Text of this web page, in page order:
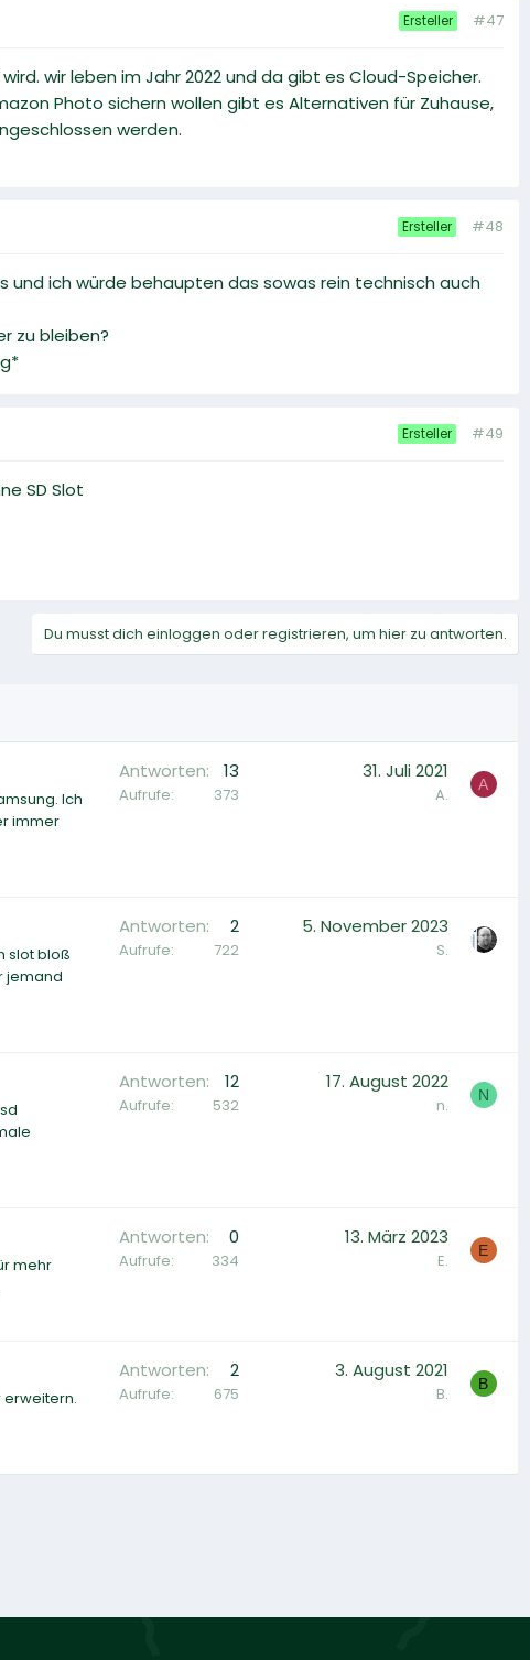
Ersteller #47
wir leben im Jahr 2022 und da gibt es Cloud-Speicher.
Photo sichern wollen gibt es Alternativen für Zuhause,
werden.
Ersteller #48
und ich würde behaupten das sowas rein technisch auch
zu bleiben?
Ersteller #49
SD Slot
Du musst dich einloggen oder registrieren, um hier zu antworten.
Ich
immer
Antworten 13
Aufrufe 373
31. Juli 2021
A. A
slot bloß
jemand
Antworten 2
Aufrufe 722
5. November 2023
S.
Antworten 12
Aufrufe 532
17. August 2022
n. N
mehr
Antworten 0
Aufrufe 334
13. März 2023
E. E
erweitern.
Antworten 2
Aufrufe 675
3. August 2021
B. B